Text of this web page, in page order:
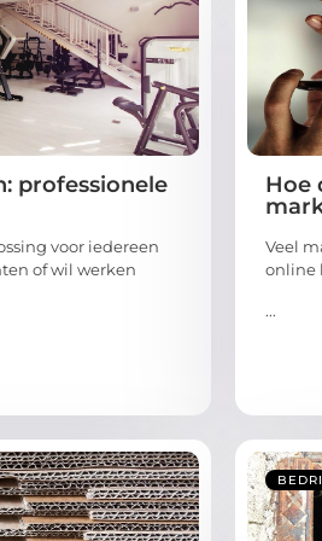
professionele
voor iedereen
of wil werken
Hoe
Veel
online
...